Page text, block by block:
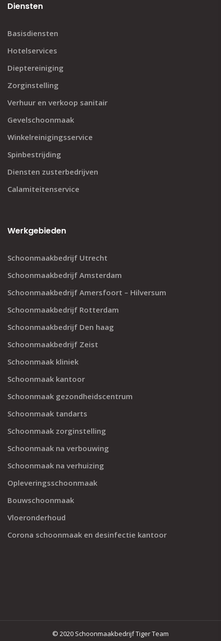
Diensten
Basisdiensten
Hotelservices
Dieptereiniging
Zorginstelling
Verhuur en verkoop sanitair
Gevelschoonmaak
Winkelreinigingsservice
Spinbestrijding
Diensten zusterbedrijven
Calamiteitenservice
Werkgebieden
Schoonmaakbedrijf Utrecht
Schoonmaakbedrijf Amsterdam
Schoonmaakbedrijf Amersfoort – Hilversum
Schoonmaakbedrijf Rotterdam
Schoonmaakbedrijf Den haag
Schoonmaakbedrijf Zeist
Schoonmaak kliniek
Schoonmaak kantoor
Schoonmaak gezondheidscentrum
Schoonmaak tandarts
Schoonmaak zorginstelling
Schoonmaak na verbouwing
Schoonmaak na verhuizing
Opleveringsschoonmaak
Bouwschoonmaak
Vloeronderhoud
Corona schoonmaak en desinfectie kantoor
© 2020 Schoonmaakbedrijf Tiger Team